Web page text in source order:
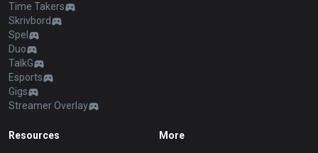
Time Takers
Skrivbord
Spel
Duo
TalkG
Esports
Gigs
Streamer Overlay
Resources More